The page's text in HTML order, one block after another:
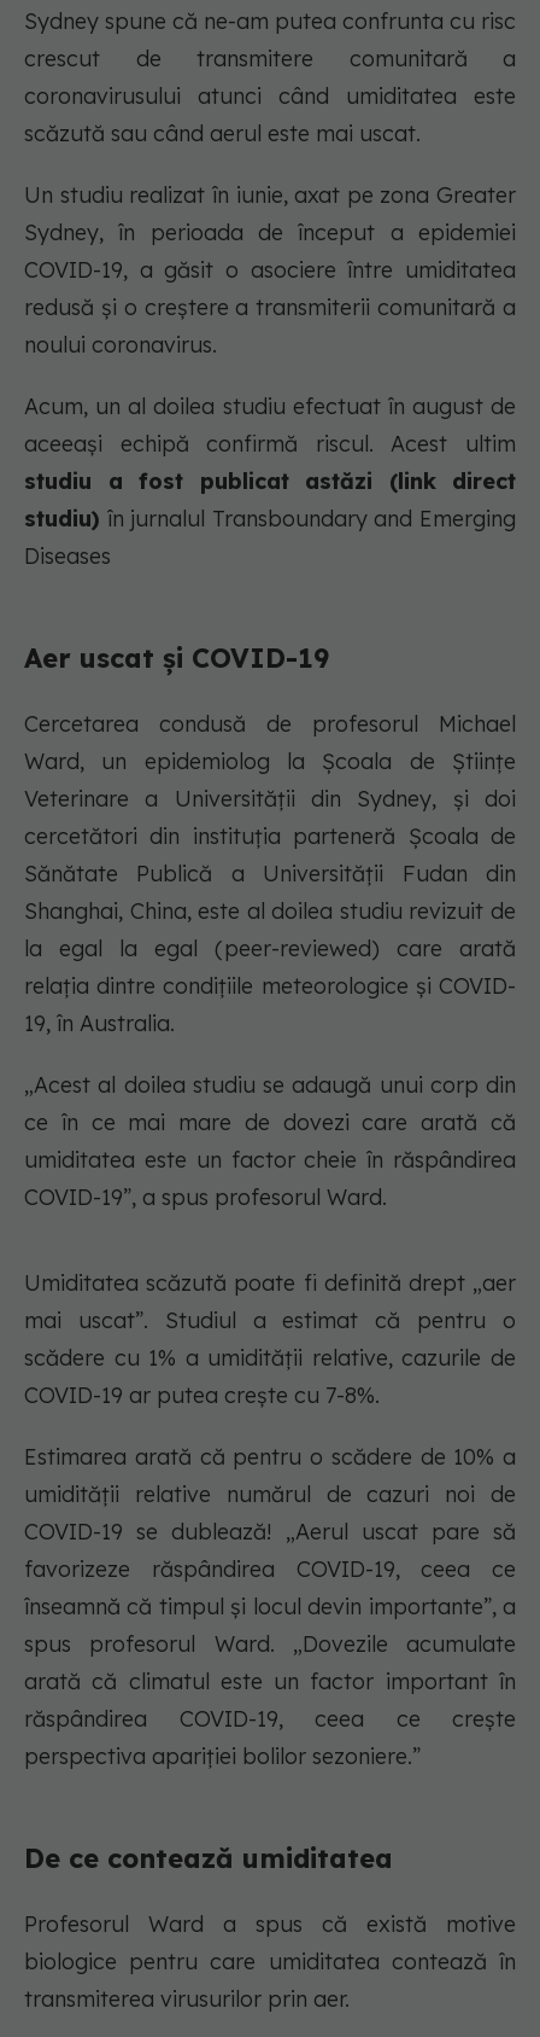
Sydney spune că ne-am putea confrunta cu risc
crescut de transmitere comunitară a
coronavirusului atunci când umiditatea este
scăzută sau când aerul este mai uscat.
Un studiu realizat în iunie, axat pe zona Greater
Sydney, în perioada de început a epidemiei
COVID-19, a găsit o asociere între umiditatea
redusă și o creștere a transmiterii comunitară a
noului coronavirus.
Acum, un al doilea studiu efectuat în august de
aceeași echipă confirmă riscul. Acest ultim
studiu a fost publicat astăzi (link direct
studiu) în jurnalul Transboundary and Emerging
Diseases
Aer uscat și COVID-19
Cercetarea condusă de profesorul Michael
Ward, un epidemiolog la Școala de Științe
Veterinare a Universității din Sydney, și doi
cercetători din instituția parteneră Școala de
Sănătate Publică a Universității Fudan din
Shanghai, China, este al doilea studiu revizuit de
la egal la egal (peer-reviewed) care arată
relația dintre condițiile meteorologice și COVID-
19, în Australia.
„Acest al doilea studiu se adaugă unui corp din
ce în ce mai mare de dovezi care arată că
umiditatea este un factor cheie în răspândirea
COVID-19”, a spus profesorul Ward.
Umiditatea scăzută poate fi definită drept „aer
mai uscat”. Studiul a estimat că pentru o
scădere cu 1% a umidității relative, cazurile de
COVID-19 ar putea crește cu 7-8%.
Estimarea arată că pentru o scădere de 10% a
umidității relative numărul de cazuri noi de
COVID-19 se dublează! „Aerul uscat pare să
favorizeze răspândirea COVID-19, ceea ce
înseamnă că timpul și locul devin importante”, a
spus profesorul Ward. „Dovezile acumulate
arată că climatul este un factor important în
răspândirea COVID-19, ceea ce crește
perspectiva apariției bolilor sezoniere.”
De ce contează umiditatea
Profesorul Ward a spus că există motive
biologice pentru care umiditatea contează în
transmiterea virusurilor prin aer.